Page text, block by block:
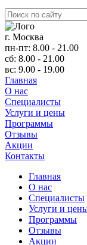
г. Москва
пн-пт: 8.00 - 21.00
сб: 8.00 - 21.00
вс: 9.00 - 19.00
Главная
О нас
Cпециалисты
Услуги и цены
Программы
Отзывы
Акции
Контакты
Главная
О нас
Cпециалисты
Услуги и
Программы
Отзывы
Акции